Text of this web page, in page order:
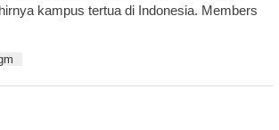
kampus tertua di Indonesia. Members